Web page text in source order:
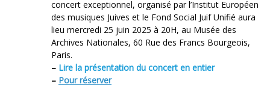
concert exceptionnel, organisé par l’Institut Européen
des musiques Juives et le Fond Social Juif Unifié aura
lieu mercredi 25 juin 2025 à 20H, au Musée des
Archives Nationales, 60 Rue des Francs Bourgeois,
Paris.
– Lire la présentation du concert en entier
– Pour réserver